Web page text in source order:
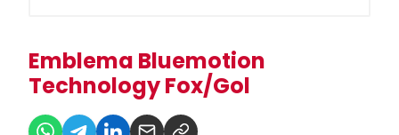
Emblema Bluemotion
Technology Fox/Gol